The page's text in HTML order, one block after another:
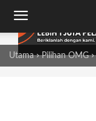
Utama Pilihan OMG